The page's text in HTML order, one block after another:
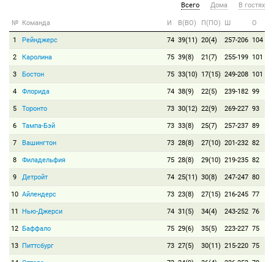
Всего Дома В гостях
№ Команда И В(ВО) П(ПО) Ш О
1 Рейнджерс 74 39(11) 20(4) 257-206 104
2 Каролина 75 39(8) 21(7) 255-199 101
3 Бостон 75 33(10) 17(15) 249-208 101
4 Флорида 74 38(9) 22(5) 239-182 99
5 Торонто 73 30(12) 22(9) 269-227 93
6 Тампа-Бэй 73 33(8) 25(7) 257-237 89
7 Вашингтон 73 28(8) 27(10) 201-232 82
8 Филадельфия 75 28(8) 29(10) 219-235 82
9 Детройт 74 25(11) 30(8) 247-247 80
10 Айлендерс 73 23(8) 27(15) 216-245 77
11 Нью-Джерси 74 31(5) 34(4) 243-252 76
12 Баффало 75 29(6) 35(5) 223-227 75
13 Питтсбург 73 27(5) 30(11) 215-220 75